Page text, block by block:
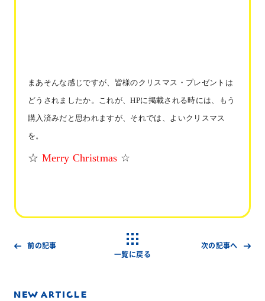
まあそんな感じですが、皆様のクリスマス・プレゼントは
どうされましたか。これが、HPに掲載される時には、もう
購入済みだと思われますが、それでは、よいクリスマス
を。
☆ Merry Christmas ☆
前の記事
一覧に戻る
次の記事へ